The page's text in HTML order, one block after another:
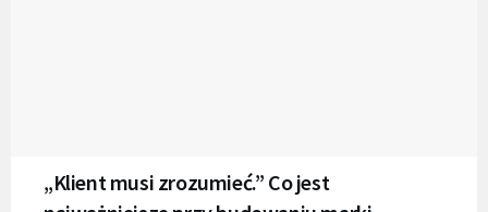
„Klient musi zrozumieć.” Co jest